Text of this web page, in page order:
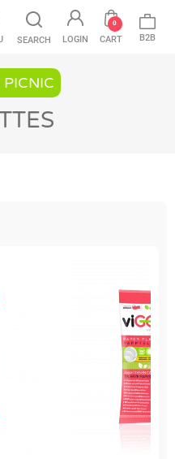
SEARCH LOGIN CART
0
B2B
PICNIC